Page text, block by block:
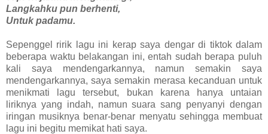
Langkahku pun berhenti,
Untuk padamu.
Sepenggel ririk lagu ini kerap saya dengar di tiktok dalam
beberapa waktu belakangan ini, entah sudah berapa puluh
kali saya mendengarkannya, namun semakin saya
mendengarkannya, saya semakin merasa kecanduan untuk
menikmati lagu tersebut, bukan karena hanya untaian
liriknya yang indah, namun suara sang penyanyi dengan
iringan musiknya benar-benar menyatu sehingga membuat
lagu ini begitu memikat hati saya.